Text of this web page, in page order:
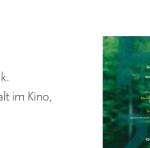
im Kino,